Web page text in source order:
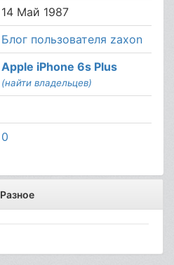
14 Май 1987
Блог пользователя zaxon
Apple iPhone 6s Plus
(найти владельцев)
0
Разное